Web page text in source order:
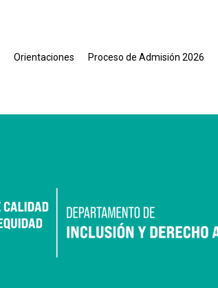
Orientaciones Proceso de Admisión 2026